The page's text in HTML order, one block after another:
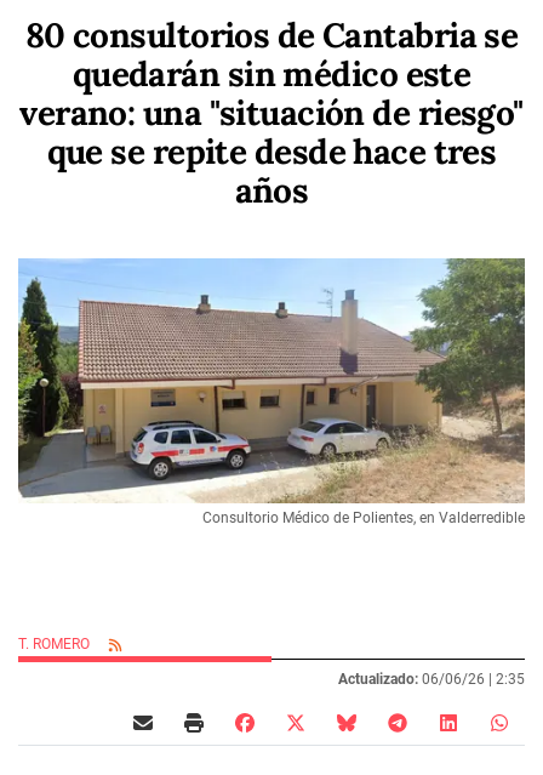
80 consultorios de Cantabria se
quedarán sin médico este
verano: una "situación de riesgo"
que se repite desde hace tres
años
Consultorio Médico de Polientes, en Valderredible
T. ROMERO
Actualizado: 06/06/26 | 2:35